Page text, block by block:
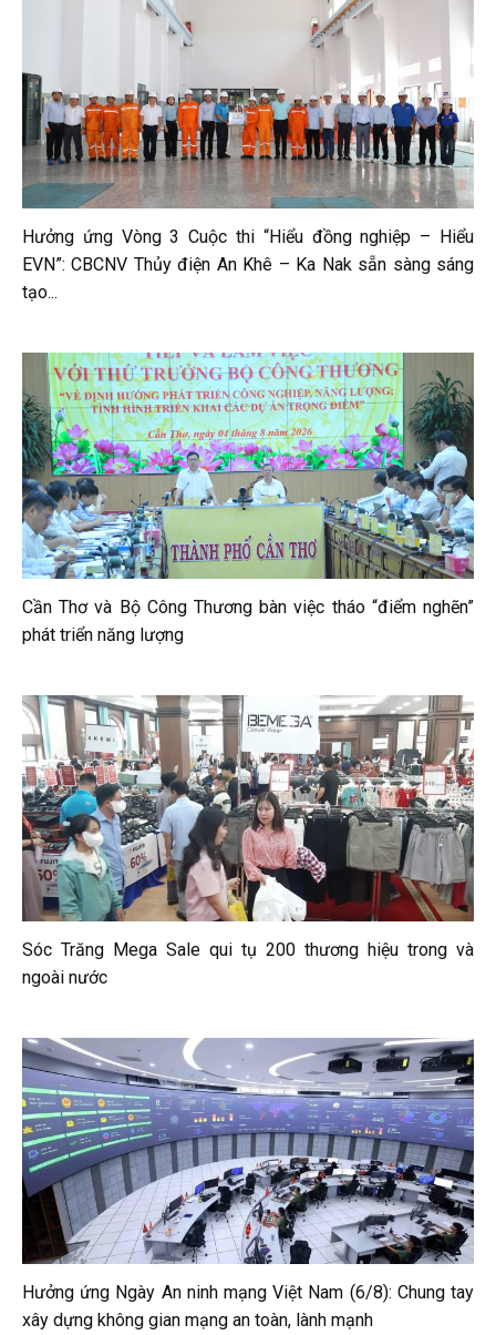
Hưởng ứng Vòng 3 Cuộc thi “Hiểu đồng nghiệp – Hiểu
EVN”: CBCNV Thủy điện An Khê – Ka Nak sẵn sàng sáng
tạo...
Cần Thơ và Bộ Công Thương bàn việc tháo “điểm nghẽn”
phát triển năng lượng
Sóc Trăng Mega Sale qui tụ 200 thương hiệu trong và
ngoài nước
Hưởng ứng Ngày An ninh mạng Việt Nam (6/8): Chung tay
xây dựng không gian mạng an toàn, lành mạnh